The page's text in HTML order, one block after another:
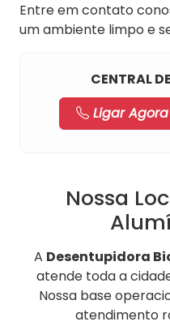
Entre em contato
um ambiente limpo e
CENTRAL
Ligar Agora
Nossa
A Desentupidora
atende toda a
Nossa base
atendimento